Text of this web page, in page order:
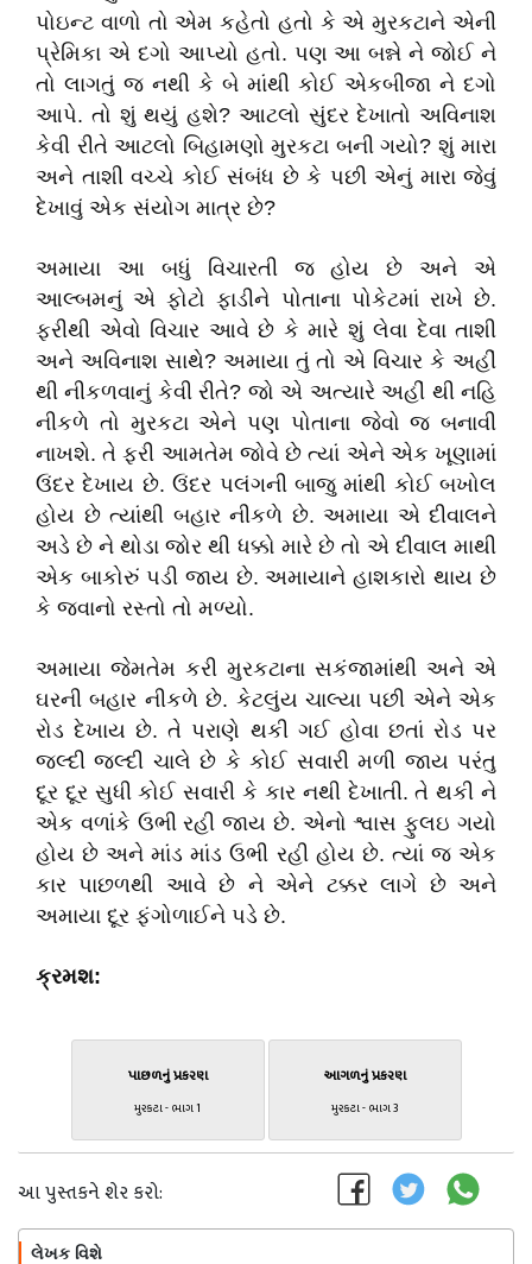
પોઇન્ટ વાળો તો એમ કહેતો હતો કે એ મુરકટાને એની
પ્રેમિકા એ દગો આપ્યો હતો. પણ આ બન્ને ને જોઈ ને
તો લાગતું જ નથી કે બે માંથી કોઈ એકબીજા ને દગો
આપે. તો શું થયું હશે? આટલો સુંદર દેખાતો અવિનાશ
કેવી રીતે આટલો બિહામણો મુરકટા બની ગયો? શું મારા
અને તાશી વચ્ચે કોઈ સંબંધ છે કે પછી એનું મારા જેવું
દેખાવું એક સંયોગ માત્ર છે?
અમાયા આ બધું વિચારતી જ હોય છે અને એ
આલ્બમનું એ ફોટો ફાડીને પોતાના પોકેટમાં રાખે છે.
ફરીથી એવો વિચાર આવે છે કે મારે શું લેવા દેવા તાશી
અને અવિનાશ સાથે? અમાયા તું તો એ વિચાર કે અહીં
થી નીકળવાનું કેવી રીતે? જો એ અત્યારે અહીં થી નહિ
નીકળે તો મુરકટા એને પણ પોતાના જેવો જ બનાવી
નાખશે. તે ફરી આમતેમ જોવે છે ત્યાં એને એક ખૂણામાં
ઉંદર દેખાય છે. ઉંદર પલંગની બાજુ માંથી કોઈ બખોલ
હોય છે ત્યાંથી બહાર નીકળે છે. અમાયા એ દીવાલને
અડે છે ને થોડા જોર થી ધક્કો મારે છે તો એ દીવાલ માથી
એક બાકોરું પડી જાય છે. અમાયાને હાશકારો થાય છે
કે જવાનો રસ્તો તો મળ્યો.
અમાયા જેમતેમ કરી મુરકટાના સકંજામાંથી અને એ
ઘરની બહાર નીકળે છે. કેટલુંય ચાલ્યા પછી એને એક
રોડ દેખાય છે. તે પરાણે થકી ગઈ હોવા છતાં રોડ પર
જલ્દી જલ્દી ચાલે છે કે કોઈ સવારી મળી જાય પરંતુ
દૂર દૂર સુધી કોઈ સવારી કે કાર નથી દેખાતી. તે થકી ને
એક વળાંકે ઉભી રહી જાય છે. એનો શ્વાસ ફુલઇ ગયો
હોય છે અને માંડ માંડ ઉભી રહી હોય છે. ત્યાં જ એક
કાર પાછળથી આવે છે ને એને ટક્કર લાગે છે અને
અમાયા દૂર ફંગોળાઈને પડે છે.
ક્રમશ:
પાછળનું પ્રકરણ
મુરકટા - ભાગ 1
આગળનું પ્રકરણ
મુરકટા - ભાગ 3
આ પુસ્તકને શેર કરો:
લેખક વિશે